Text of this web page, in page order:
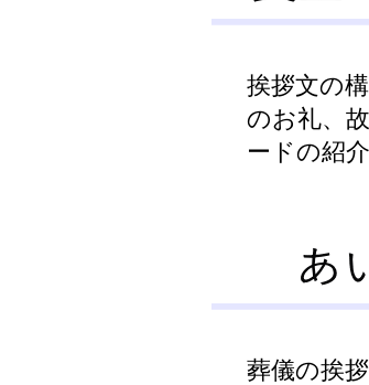
挨拶文の
のお礼、
ードの紹
葬儀の挨